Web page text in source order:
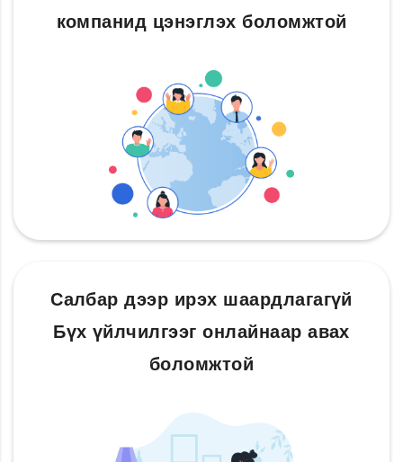
компанид цэнэглэх боломжтой
Салбар дээр ирэх шаардлагагүй
Бүх үйлчилгээг онлайнаар авах
боломжтой